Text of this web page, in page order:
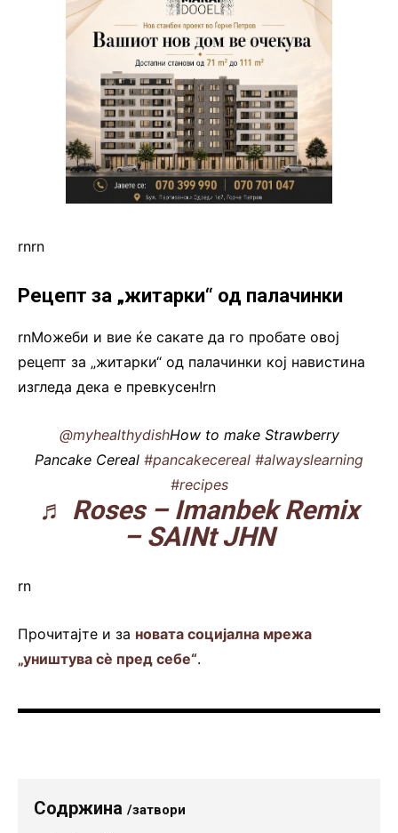
rnrn
Рецепт за „житарки“ од палачинки
rnМожеби и вие ќе сакате да го пробате овој
рецепт за „житарки“ од палачинки кој навистина
изгледа дека е превкусен!rn
@myhealthydishHow to make Strawberry
Pancake Cereal #pancakecereal #alwayslearning
#recipes
♬ Roses – Imanbek Remix
– SAINt JHN
rn
Прочитајте и за новата социјална мрежа
„уништува сè пред себе“.
Содржина /затвори